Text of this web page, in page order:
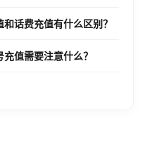
话费充值有什么区别？
值需要注意什么？